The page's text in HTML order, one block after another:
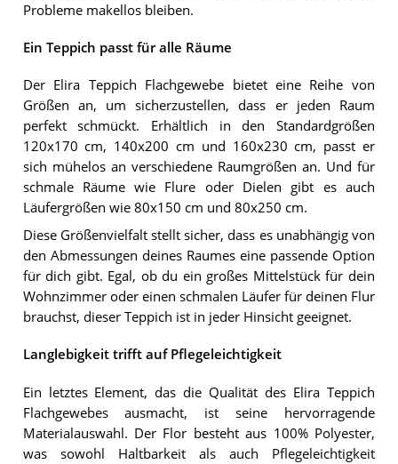
Probleme makellos bleiben.
Ein Teppich passt für alle Räume
Der Elira Teppich Flachgewebe bietet eine Reihe von
Größen an, um sicherzustellen, dass er jeden Raum
perfekt schmückt. Erhältlich in den Standardgrößen
120x170 cm, 140x200 cm und 160x230 cm, passt er
sich mühelos an verschiedene Raumgrößen an. Und für
schmale Räume wie Flure oder Dielen gibt es auch
Läufergrößen wie 80x150 cm und 80x250 cm.
Diese Größenvielfalt stellt sicher, dass es unabhängig von
den Abmessungen deines Raumes eine passende Option
für dich gibt. Egal, ob du ein großes Mittelstück für dein
Wohnzimmer oder einen schmalen Läufer für deinen Flur
brauchst, dieser Teppich ist in jeder Hinsicht geeignet.
Langlebigkeit trifft auf Pflegeleichtigkeit
Ein letztes Element, das die Qualität des Elira Teppich
Flachgewebes ausmacht, ist seine hervorragende
Materialauswahl. Der Flor besteht aus 100% Polyester,
was sowohl Haltbarkeit als auch Pflegeleichtigkeit